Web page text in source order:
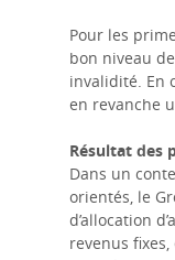
Pour les
bon niveau
invalidité. En
en revanche
Résultat des
Dans un
orientés, le
d’allocation
revenus